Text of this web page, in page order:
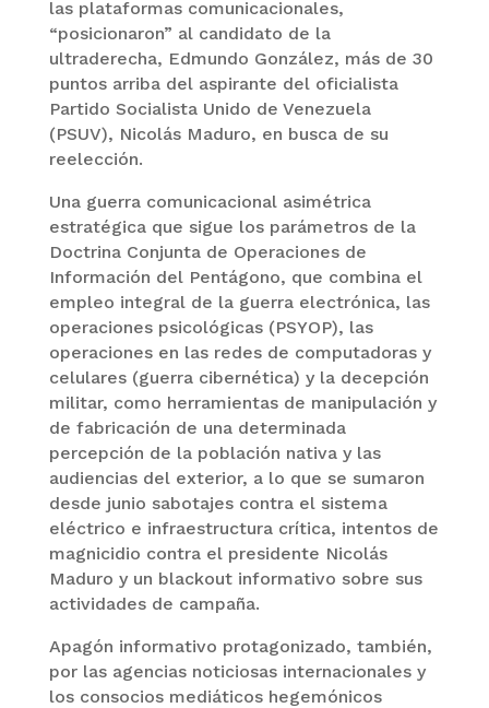
las plataformas comunicacionales,
“posicionaron” al candidato de la
ultraderecha, Edmundo González, más de 30
puntos arriba del aspirante del oficialista
Partido Socialista Unido de Venezuela
(PSUV), Nicolás Maduro, en busca de su
reelección.
Una guerra comunicacional asimétrica
estratégica que sigue los parámetros de la
Doctrina Conjunta de Operaciones de
Información del Pentágono, que combina el
empleo integral de la guerra electrónica, las
operaciones psicológicas (PSYOP), las
operaciones en las redes de computadoras y
celulares (guerra cibernética) y la decepción
militar, como herramientas de manipulación y
de fabricación de una determinada
percepción de la población nativa y las
audiencias del exterior, a lo que se sumaron
desde junio sabotajes contra el sistema
eléctrico e infraestructura crítica, intentos de
magnicidio contra el presidente Nicolás
Maduro y un blackout informativo sobre sus
actividades de campaña.
Apagón informativo protagonizado, también,
por las agencias noticiosas internacionales y
los consocios mediáticos hegemónicos